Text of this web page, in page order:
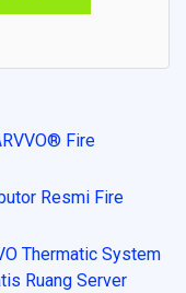
Fire
Resmi Fire
Thermatic System
Ruang Server